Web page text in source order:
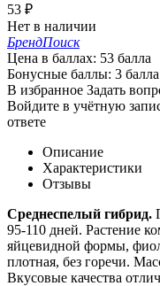
53 ₽
Нет в наличии
БрендПоиск
Цена в баллах: 53 балла
Бонусные баллы: 3 балла
В избранное Задать
Войдите в учётную
ответе
Описание
Характеристики
Отзывы
Среднеспелый гибрид.
95-110 дней. Растение
яйцевидной формы,
плотная, без горечи.
Вкусовые качества